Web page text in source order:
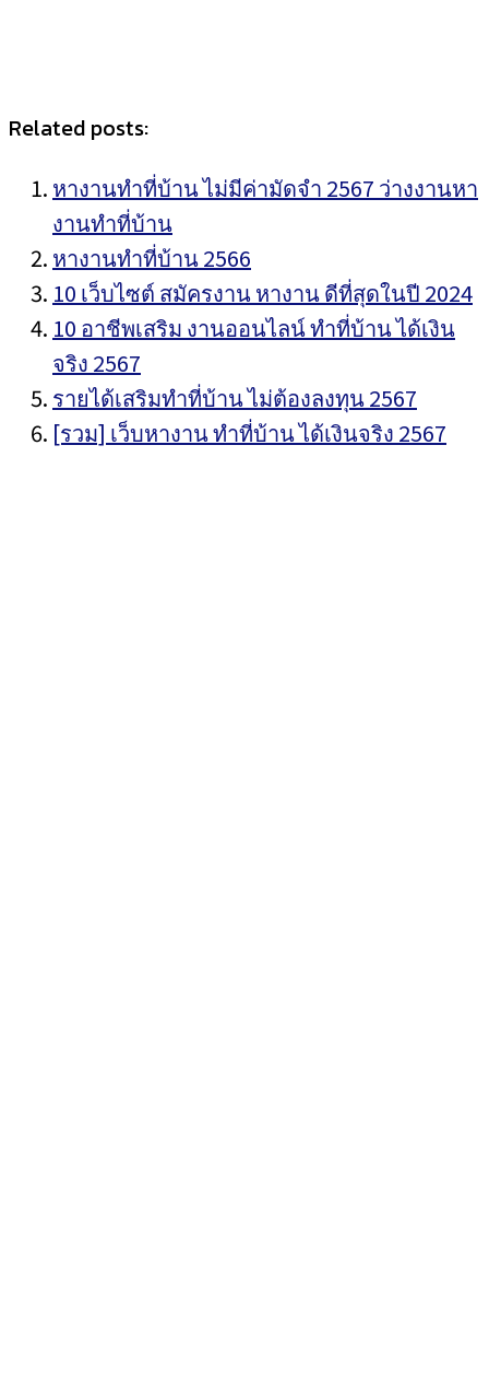
Related posts:
หางานทำที่บ้าน ไม่มีค่ามัดจำ 2567 ว่างงานหา
งานทำที่บ้าน
หางานทำที่บ้าน 2566
10 เว็บไซต์ สมัครงาน หางาน ดีที่สุดในปี 2024
10 อาชีพเสริม งานออนไลน์ ทำที่บ้าน ได้เงิน
จริง 2567
รายได้เสริมทำที่บ้าน ไม่ต้องลงทุน 2567
[รวม] เว็บหางาน ทำที่บ้าน ได้เงินจริง 2567